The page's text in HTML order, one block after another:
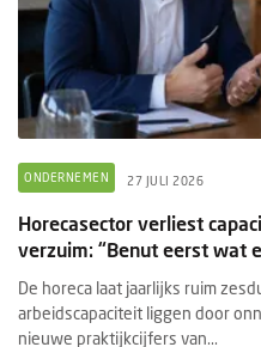
ONDERNEMEN 27 JULI 2026
Horecasector verliest
verzuim: “Benut eerst wat
De horeca laat jaarlijks ruim
arbeidscapaciteit liggen door
nieuwe praktijkcijfers van...